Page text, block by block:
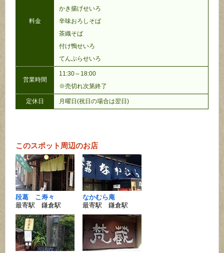
料金
かき揚げせいろ
辛味おろしそば
茶織そば
付け鴨せいろ
てんぷらせいろ
営業時間
11:30～18:00
※売切れ次第終了
定休日 月曜日(祝日の場合は翌日)
このスポット周辺のお店
段葛 こ寿々
最寄駅 鎌倉駅
なかむら庵
最寄駅 鎌倉駅